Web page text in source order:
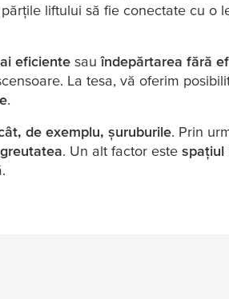
liftului să fie conectate cu o
eficiente sauîndepărtarea fără
La tesa, vă oferim
.
de exemplu, șuruburile. Prin
. Un alt factor este spațiul